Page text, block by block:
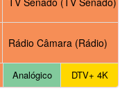
Rádio Câmara (Rádio)
Analógico DTV+ 4K